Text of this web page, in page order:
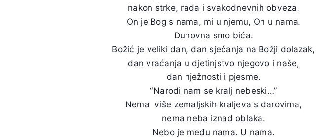
nakon strke, rada i svakodnevnih obveza.
On je Bog s nama, mi u njemu, On u nama.
Duhovna smo bića.
Božić je veliki dan, dan sjećanja na Božji dolazak,
dan vraćanja u djetinjstvo njegovo i naše,
dan nježnosti i pjesme.
“Narodi nam se kralj nebeski…”
Nema više zemaljskih kraljeva s darovima,
nema neba iznad oblaka.
Nebo je među nama. U nama.